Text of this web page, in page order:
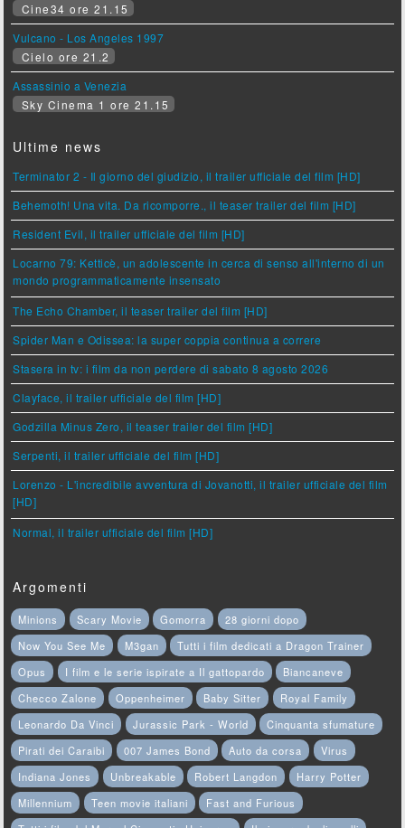
Cine34 ore 21.15
Vulcano - Los Angeles 1997
Cielo ore 21.2
Assassinio a Venezia
Sky Cinema 1 ore 21.15
Ultime news
Terminator 2 - Il giorno del giudizio, il trailer ufficiale del film [HD]
Behemoth! Una vita. Da ricomporre., il teaser trailer del film [HD]
Resident Evil, il trailer ufficiale del film [HD]
Locarno 79: Ketticè, un adolescente in cerca di senso all'interno di un
mondo programmaticamente insensato
The Echo Chamber, il teaser trailer del film [HD]
Spider Man e Odissea: la super coppia continua a correre
Stasera in tv: i film da non perdere di sabato 8 agosto 2026
Clayface, il trailer ufficiale del film [HD]
Godzilla Minus Zero, il teaser trailer del film [HD]
Serpenti, il trailer ufficiale del film [HD]
Lorenzo - L'incredibile avventura di Jovanotti, il trailer ufficiale del film
[HD]
Normal, il trailer ufficiale del film [HD]
Argomenti
Minions Scary Movie Gomorra
28 giorni dopo
Now You See Me
M3gan
Tutti i film dedicati a Dragon Trainer
Opus
I film e le serie ispirate a Il gattopardo
Biancaneve
Checco Zalone
Oppenheimer Baby Sitter
Royal Family
Leonardo Da Vinci
Jurassic Park - World
Cinquanta sfumature
Pirati dei Caraibi
007 James Bond Auto da corsa
Virus
Indiana Jones
Unbreakable Robert Langdon
Harry Potter
Millennium
Teen movie italiani
Fast and Furious